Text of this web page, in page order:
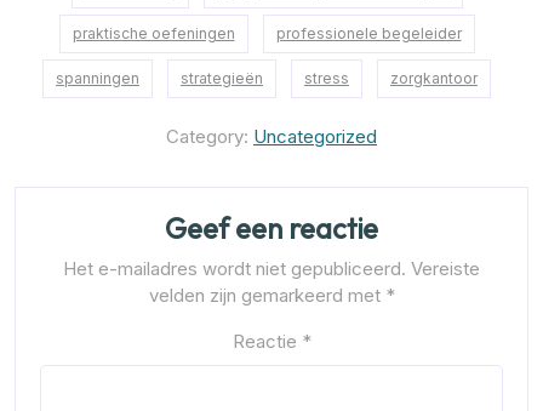
praktische oefeningen professionele begeleider
spanningen strategieën stress zorgkantoor
Category: Uncategorized
Geef een reactie
Het e-mailadres wordt niet gepubliceerd. Vereiste
velden zijn gemarkeerd met *
Reactie *